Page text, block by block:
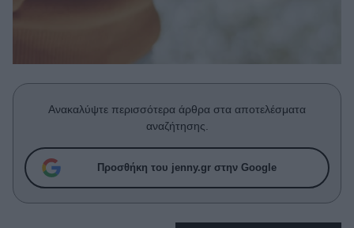
Συνεντεύξεις
Ask the Guru
Success Stories
Ανακαλύψτε περισσότερα άρθρα στα αποτελέσματα
αναζήτησης.
Προσθήκη του jenny.gr στην Google